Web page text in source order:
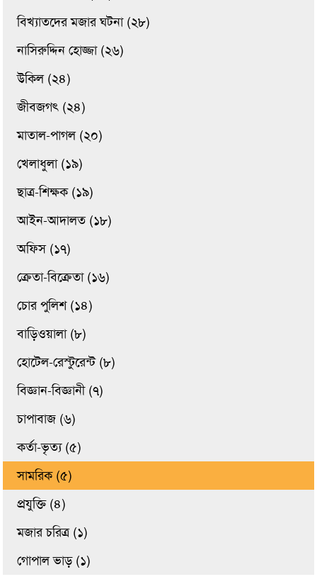
বিখ্যাতদের মজার ঘটনা (২৮)
নাসিরুদ্দিন হোজ্জা (২৬)
উকিল (২৪)
জীবজগৎ (২৪)
মাতাল-পাগল (২০)
খেলাধুলা (১৯)
ছাত্র-শিক্ষক (১৯)
আইন-আদালত (১৮)
অফিস (১৭)
ক্রেতা-বিক্রেতা (১৬)
চোর পুলিশ (১৪)
বাড়িওয়ালা (৮)
হোটেল-রেস্টুরেন্ট (৮)
বিজ্ঞান-বিজ্ঞানী (৭)
চাপাবাজ (৬)
কর্তা-ভৃত্য (৫)
সামরিক (৫)
প্রযুক্তি (৪)
মজার চরিত্র (১)
গোপাল ভাড় (১)